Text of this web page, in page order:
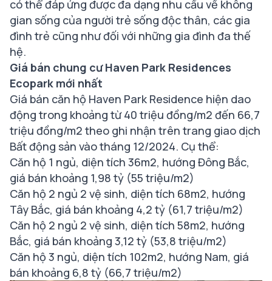
có thể đáp ứng được đa dạng nhu cầu về không
gian sống của người trẻ sống độc thân, các gia
đình trẻ cũng như đối với những gia đình đa thế
hệ.
Giá bán chung cư Haven Park Residences
Ecopark mới nhất
Giá bán căn hộ Haven Park Residence hiện dao
động trong khoảng từ 40 triệu đồng/m2 đến 66,7
triệu đồng/m2 theo ghi nhận trên trang giao dịch
Bất động sản vào tháng 12/2024. Cụ thể:
Căn hộ 1 ngủ, diện tích 36m2, hướng Đông Bắc,
giá bán khoảng 1,98 tỷ (55 triệu/m2)
Căn hộ 2 ngủ 2 vệ sinh, diện tích 68m2, hướng
Tây Bắc, giá bán khoảng 4,2 tỷ (61,7 triệu/m2)
Căn hộ 2 ngủ 2 vệ sinh, diện tích 58m2, hướng
Bắc, giá bán khoảng 3,12 tỷ (53,8 triệu/m2)
Căn hộ 3 ngủ, diện tích 102m2, hướng Nam, giá
bán khoảng 6,8 tỷ (66,7 triệu/m2)